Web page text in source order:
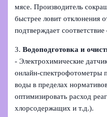
мясе. Производитель
быстрее ловит отклонения
подтверждает соответствие
3.Водоподготовка и
- Электрохимические
онлайн‑спектрофотометры
воды в пределах
оптимизировать расход
хлорсодержащих и т.д.).